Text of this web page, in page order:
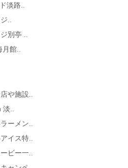
淡路..
..
別亭 ..
館..
や施設..
..
ーメン..
イス特..
ビー一..